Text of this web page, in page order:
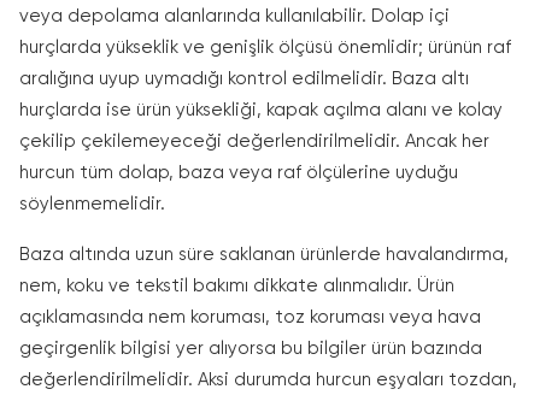
veya depolama alanlarında kullanılabilir. Dolap içi
hurçlarda yükseklik ve genişlik ölçüsü önemlidir; ürünün raf
aralığına uyup uymadığı kontrol edilmelidir. Baza altı
hurçlarda ise ürün yüksekliği, kapak açılma alanı ve kolay
çekilip çekilemeyeceği değerlendirilmelidir. Ancak her
hurcun tüm dolap, baza veya raf ölçülerine uyduğu
söylenmemelidir.
Baza altında uzun süre saklanan ürünlerde havalandırma,
nem, koku ve tekstil bakımı dikkate alınmalıdır. Ürün
açıklamasında nem koruması, toz koruması veya hava
geçirgenlik bilgisi yer alıyorsa bu bilgiler ürün bazında
değerlendirilmelidir. Aksi durumda hurcun eşyaları tozdan,